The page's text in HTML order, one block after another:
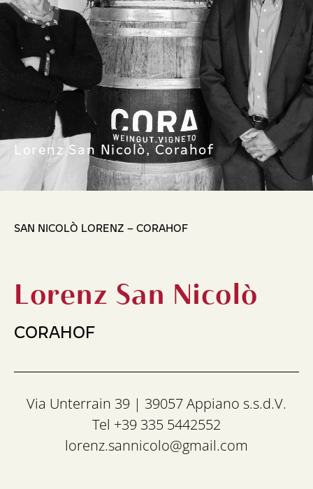
Lorenz San Nicolò, Corahof
SAN NICOLÒ LORENZ – CORAHOF
Lorenz San Nicolò
CORAHOF
Via Unterrain 39 | 39057 Appiano s.s.d.V.
Tel +39 335 5442552
lorenz.sannicolo@gmail.com